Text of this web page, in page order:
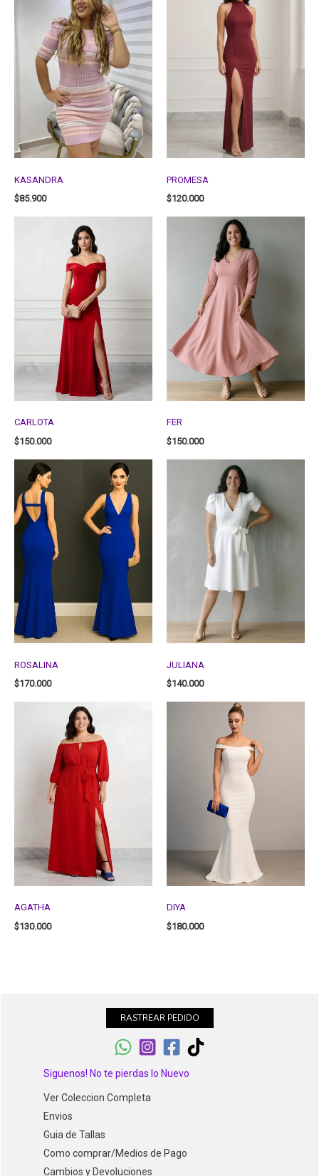
KASANDRA
$85.900
PROMESA
$120.000
CARLOTA
$150.000
FER
$150.000
ROSALINA
$170.000
JULIANA
$140.000
AGATHA
$130.000
DIYA
$180.000
RASTREAR PEDIDO
Siguenos! No te pierdas lo Nuevo
Ver Coleccion Completa
Envios
Guia de Tallas
Como comprar/Medios de Pago
Cambios y Devoluciones